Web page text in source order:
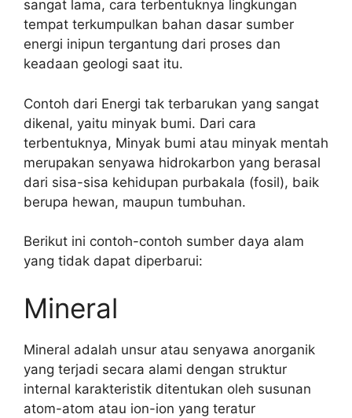
sangat lama, cara terbentuknya lingkungan
tempat terkumpulkan bahan dasar sumber
energi inipun tergantung dari proses dan
keadaan geologi saat itu.
Contoh dari Energi tak terbarukan yang sangat
dikenal, yaitu minyak bumi. Dari cara
terbentuknya, Minyak bumi atau minyak mentah
merupakan senyawa hidrokarbon yang berasal
dari sisa-sisa kehidupan purbakala (fosil), baik
berupa hewan, maupun tumbuhan.
Berikut ini contoh-contoh sumber daya alam
yang tidak dapat diperbarui:
Mineral
Mineral adalah unsur atau senyawa anorganik
yang terjadi secara alami dengan struktur
internal karakteristik ditentukan oleh susunan
atom-atom atau ion-ion yang teratur